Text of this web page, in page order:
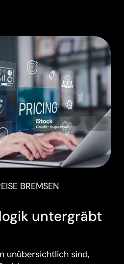
BREMSEN
untergräbt
unübersichtlich sind,